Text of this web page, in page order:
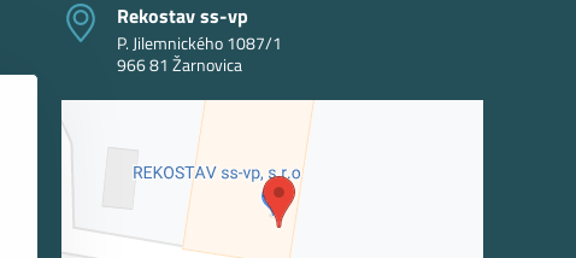
Rekostav ss-vp
P. Jilemnického 1087/1
966 81 Žarnovica